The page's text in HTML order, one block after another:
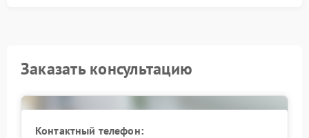
Заказать консультацию
Контактный телефон: